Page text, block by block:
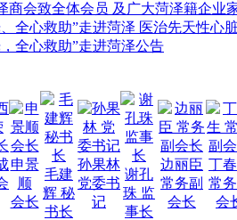
商会致全体会员 及广大菏泽籍企业
全心救助”走进菏泽 医治先天性心
全心救助”走进菏泽公告
申景
顺
会长
毛建
辉 秘
书长
孙果林
党委书
记
谢孔
珠 监
事长
边丽臣
常务副
会长
丁
常
会